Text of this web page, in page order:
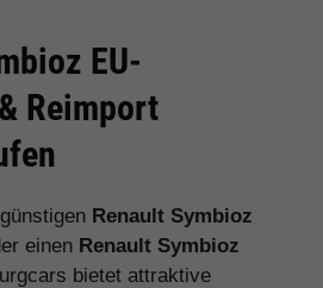
EU-
Reimport
Renault Symbioz
einen Renault Symbioz
bietet attraktive